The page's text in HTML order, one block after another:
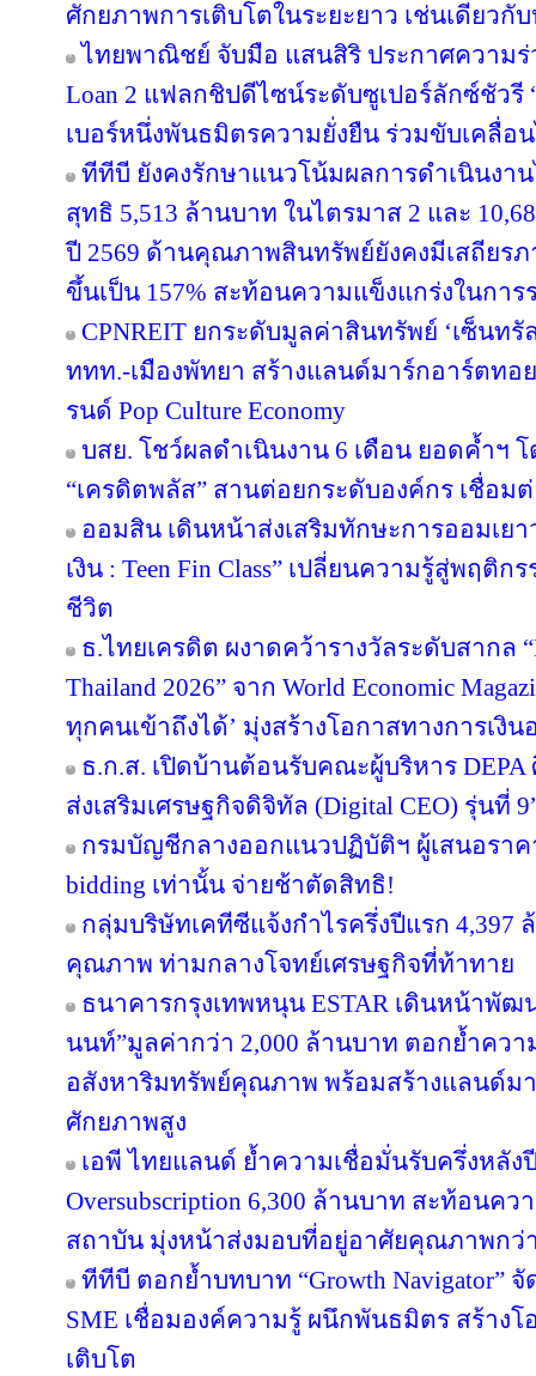
ศักยภาพการเติบโตในระยะยาว เช่นเดียวกั
ไทยพาณิชย์ จับมือ แสนสิริ ประกาศความร่
Loan 2 แฟลกชิปดีไซน์ระดับซูเปอร์ลักซ์ชัว
เบอร์หนึ่งพันธมิตรความยั่งยืน ร่วมขับเคลื่อ
ทีทีบี ยังคงรักษาแนวโน้มผลการดำเนินงา
สุทธิ 5,513 ล้านบาท ในไตรมาส 2 และ
ปี 2569 ด้านคุณภาพสินทรัพย์ยังคงมีเสถียรภ
ขึ้นเป็น 157% สะท้อนความแข็งแกร่งในการ
CPNREIT ยกระดับมูลค่าสินทรัพย์ ‘เซ็นทรั
ททท.-เมืองพัทยา สร้างแลนด์มาร์กอาร์ตทอ
รนด์ Pop Culture Economy
บสย. โชว์ผลดำเนินงาน 6 เดือน ยอดค้ำฯ
“เครดิตพลัส” สานต่อยกระดับองค์กร เชื่อมต่
ออมสิน เดินหน้าส่งเสริมทักษะการออมเยา
เงิน : Teen Fin Class” เปลี่ยนความรู้สู่พฤติ
ชีวิต
ธ.ไทยเครดิต ผงาดคว้ารางวัลระดับสากล
Thailand 2026” จาก World Economic
ทุกคนเข้าถึงได้’ มุ่งสร้างโอกาสทางการเงิน
ธ.ก.ส. เปิดบ้านต้อนรับคณะผู้บริหาร
ส่งเสริมเศรษฐกิจดิจิทัล (Digital CEO) รุ่นที่
กรมบัญชีกลางออกแนวปฏิบัติฯ ผู้เสนอราค
bidding เท่านั้น จ่ายช้าตัดสิทธิ!
กลุ่มบริษัทเคทีซีแจ้งกำไรครึ่งปีแรก 4,397
คุณภาพ ท่ามกลางโจทย์เศรษฐกิจที่ท้าทาย
ธนาคารกรุงเทพหนุน ESTAR เดินหน้าพัฒน
นนท์”มูลค่ากว่า 2,000 ล้านบาท ตอกย้ำคว
อสังหาริมทรัพย์คุณภาพ พร้อมสร้างแลนด์ม
ศักยภาพสูง
เอพี ไทยแลนด์ ย้ำความเชื่อมั่นรับครึ่งหลัง
Oversubscription 6,300 ล้านบาท สะท้อนค
สถาบัน มุ่งหน้าส่งมอบที่อยู่อาศัยคุณภาพกว่า
ทีทีบี ตอกย้ำบทบาท “Growth Navigator”
SME เชื่อมองค์ความรู้ ผนึกพันธมิตร สร้าง
เติบโต